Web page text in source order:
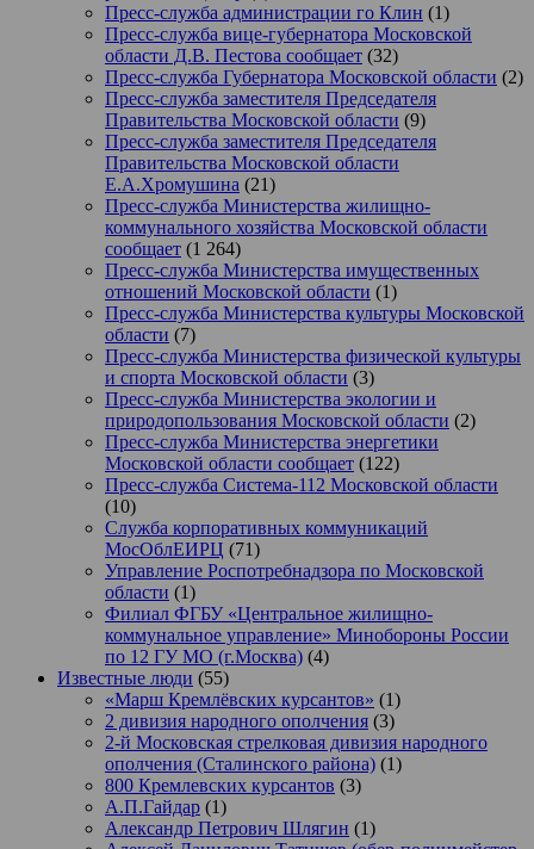
Пресс-служба администрации го Клин (1)
Пресс-служба вице-губернатора Московской
области Д.В. Пестова сообщает (32)
Пресс-служба Губернатора Московской области (2)
Пресс-служба заместителя Председателя
Правительства Московской области (9)
Пресс-служба заместителя Председателя
Правительства Московской области
Е.А.Хромушина (21)
Пресс-служба Министерства жилищно-
коммунального хозяйства Московской области
сообщает (1 264)
Пресс-служба Министерства имущественных
отношений Московской области (1)
Пресс-служба Министерства культуры Московской
области (7)
Пресс-служба Министерства физической культуры
и спорта Московской области (3)
Пресс-служба Министерства экологии и
природопользования Московской области (2)
Пресс-служба Министерства энергетики
Московской области сообщает (122)
Пресс-служба Система-112 Московской области
(10)
Служба корпоративных коммуникаций
МосОблЕИРЦ (71)
Управление Роспотребнадзора по Московской
области (1)
Филиал ФГБУ «Центральное жилищно-
коммунальное управление» Минобороны России
по 12 ГУ МО (г.Москва) (4)
Известные люди (55)
«Марш Кремлёвских курсантов» (1)
2 дивизия народного ополчения (3)
2-й Московская стрелковая дивизия народного
ополчения (Сталинского района) (1)
800 Кремлевских курсантов (3)
А.П.Гайдар (1)
Александр Петрович Шлягин (1)